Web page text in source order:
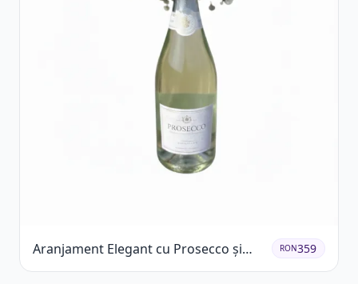
Aranjament Elegant cu Prosecco și
Flori Galbene.
RON359